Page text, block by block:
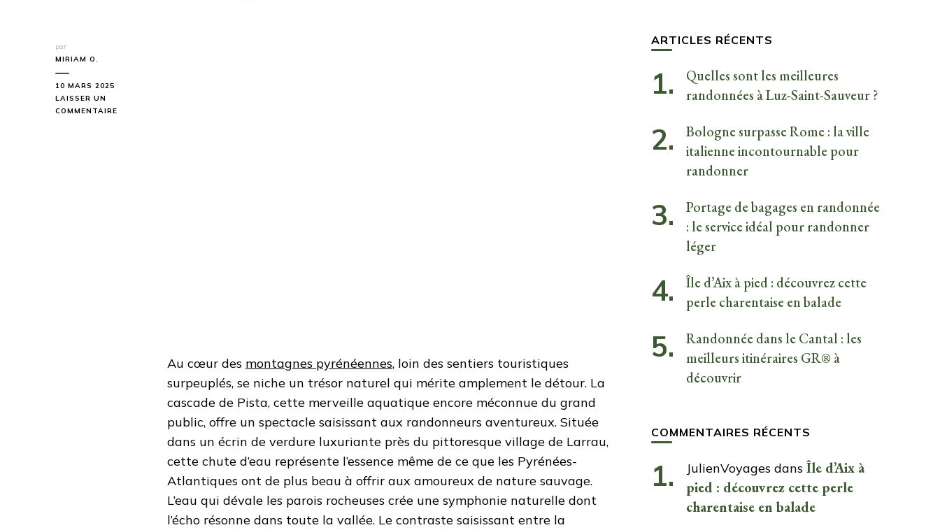
par
MIRIAM O.
10 MARS 2025
LAISSER UN
COMMENTAIRE
Au cœur des montagnes pyrénéennes, loin des sentiers touristiques
surpeuplés, se niche un trésor naturel qui mérite amplement le détour. La
cascade de Pista, cette merveille aquatique encore méconnue du grand
public, offre un spectacle saisissant aux randonneurs aventureux. Située
dans un écrin de verdure luxuriante près du pittoresque village de Larrau,
cette chute d’eau représente l’essence même de ce que les Pyrénées-
Atlantiques ont de plus beau à offrir aux amoureux de nature sauvage.
L’eau qui dévale les parois rocheuses crée une symphonie naturelle dont
l’écho résonne dans toute la vallée. Le contraste saisissant entre la
ARTICLES RÉCENTS
Quelles sont les meilleures
randonnées à Luz-Saint-Sauveur ?
Bologne surpasse Rome : la ville
italienne incontournable pour
randonner
Portage de bagages en randonnée
: le service idéal pour randonner
léger
Île d’Aix à pied : découvrez cette
perle charentaise en balade
Randonnée dans le Cantal : les
meilleurs itinéraires GR® à
découvrir
COMMENTAIRES RÉCENTS
JulienVoyagesdans Île d’Aix à
pied : découvrez cette perle
charentaise en balade